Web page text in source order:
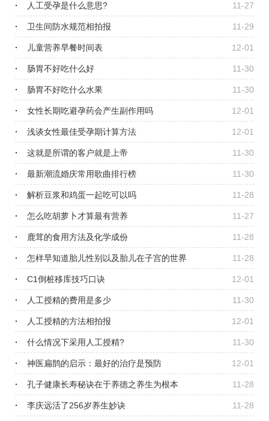
11-27
人工受孕是什么意思?
11-29
卫生间防水规范相拍报
12-01
儿童营养早餐时间表
11-30
肠胃不好吃什么好
11-30
肠胃不好吃什么水果
12-01
女性长期吃避孕药会产生副作用吗
12-01
浅谈女性最佳受孕期计算方法
11-30
这就是所谓的客户就是上帝
11-30
最新潮流婚庆常用歌曲排行榜
11-28
解析豆浆和鸡蛋一起吃可以吗
11-27
怎么吃胡萝卜才算最有营养
11-28
鹿茸的食用方法及化学成份
11-28
怎样早知道胎儿性别以及胎儿在子宫的世界
12-01
C1倒桩移库技巧口诀
11-30
人工授精的费用是多少
12-01
人工授精的方法相拍报
11-30
什么情况下采用人工授精?
12-01
神医扁鹊的启示：最好的治疗是预防
11-28
孔子健康长寿秘诀在于养德之养生为根本
11-28
李庆远活了256岁养生妙诀